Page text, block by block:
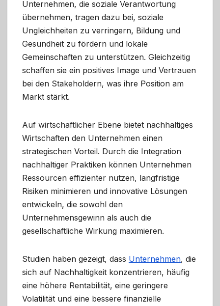
Unternehmen, die soziale Verantwortung
übernehmen, tragen dazu bei, soziale
Ungleichheiten zu verringern, Bildung und
Gesundheit zu fördern und lokale
Gemeinschaften zu unterstützen. Gleichzeitig
schaffen sie ein positives Image und Vertrauen
bei den Stakeholdern, was ihre Position am
Markt stärkt.
Auf wirtschaftlicher Ebene bietet nachhaltiges
Wirtschaften den Unternehmen einen
strategischen Vorteil. Durch die Integration
nachhaltiger Praktiken können Unternehmen
Ressourcen effizienter nutzen, langfristige
Risiken minimieren und innovative Lösungen
entwickeln, die sowohl den
Unternehmensgewinn als auch die
gesellschaftliche Wirkung maximieren.
Studien haben gezeigt, dass Unternehmen, die
sich auf Nachhaltigkeit konzentrieren, häufig
eine höhere Rentabilität, eine geringere
Volatilität und eine bessere finanzielle